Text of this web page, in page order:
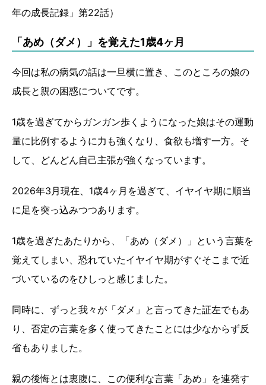
年の成長記録」第22話）
「あめ（ダメ）」を覚えた1歳4ヶ月
今回は私の病気の話は一旦横に置き、このところの娘の
成長と親の困惑についてです。
1歳を過ぎてからガンガン歩くようになった娘はその運動
量に比例するように力も強くなり、食欲も増す一方。そ
して、どんどん自己主張が強くなっています。
2026年3月現在、1歳4ヶ月を過ぎて、イヤイヤ期に順当
に足を突っ込みつつあります。
1歳を過ぎたあたりから、「あめ（ダメ）」という言葉を
覚えてしまい、恐れていたイヤイヤ期がすぐそこまで近
づいているのをひしっと感じました。
同時に、ずっと我々が「ダメ」と言ってきた証左でもあ
り、否定の言葉を多く使ってきたことには少なからず反
省もありました。
親の後悔とは裏腹に、この便利な言葉「あめ」を連発す